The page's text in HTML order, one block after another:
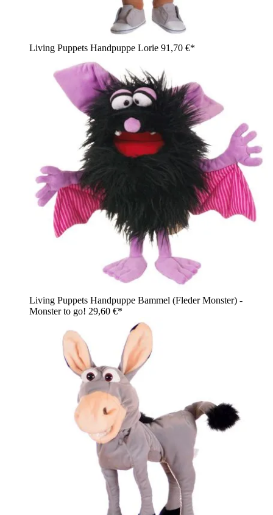
Living Puppets Handpuppe Lorie 91,70 €*
Living Puppets Handpuppe Bammel (Fleder Monster) -
Monster to go! 29,60 €*